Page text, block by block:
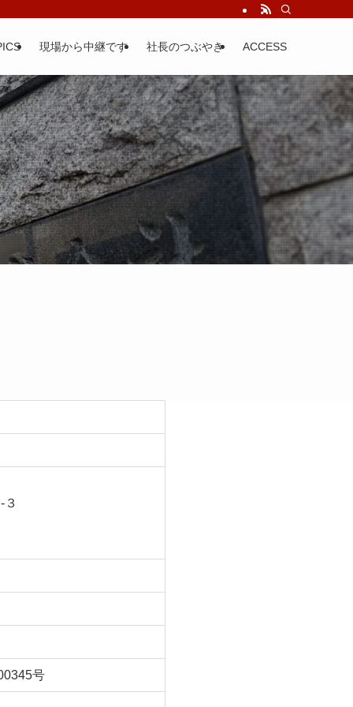
現場から中継です 社長のつぶやき ACCESS
号